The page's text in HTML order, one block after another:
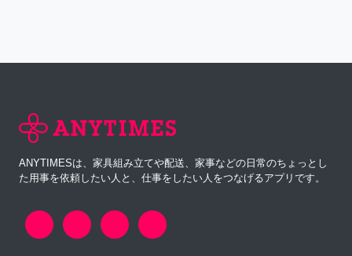
ANYTIMESは、家具組み立てや配送、家事などの日常のちょっとし
た用事を依頼したい人と、仕事をしたい人をつなげるアプリです。